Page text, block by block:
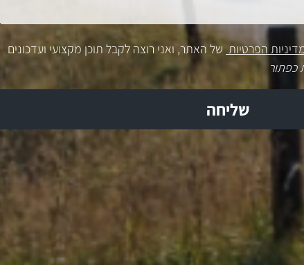
הפרטיות של האתר, ואני רוצה לקבל תוכן מקצועי ועדכונים
כפתור
שליחה